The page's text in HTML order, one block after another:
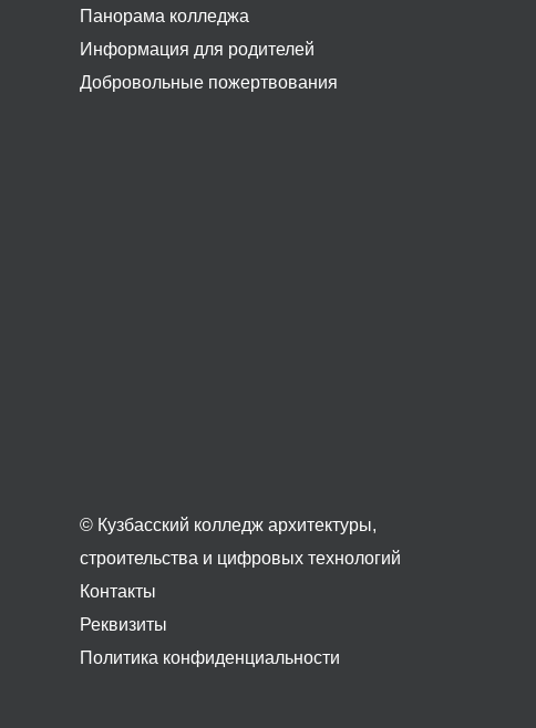
Панорама колледжа
Информация для родителей
Добровольные пожертвования
© Кузбасский колледж архитектуры,
строительства и цифровых технологий
Контакты
Реквизиты
Политика конфиденциальности